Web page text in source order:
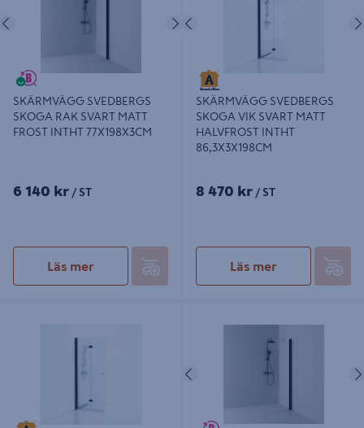
Nästa
SKÄRMVÄGG SVEDBERGS
SKOGA RAK SVART MATT
FROST INTHT 77X198X3CM
6 140 kr / ST
Läs mer
SKÄRMVÄGG SVEDBERGS
SKOGA VIK SVART MATT
HALVFROST INTHT
86,3X3X198CM
8 470 kr / ST
Läs mer
86,3X3X198CM
RAK SVART MATT FROST INTHT